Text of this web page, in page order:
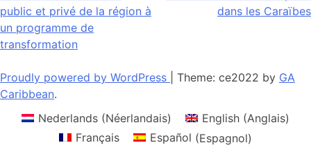
public et privé de la région à
un programme de
transformation
dans les Caraïbes
Proudly powered by WordPress Theme: ce2022 by GA
Caribbean.
Nederlands (Néerlandais) English (Anglais)
Français
Español (Espagnol)